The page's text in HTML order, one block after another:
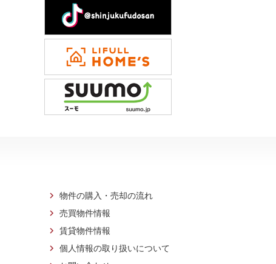
物件の購入・売却の流れ
売買物件情報
賃貸物件情報
個人情報の取り扱いについて